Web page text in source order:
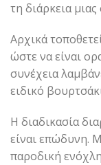
τη διάρκεια
Αρχικά
ώστε να είναι
συνέχεια
ειδικό
Η διαδικασία
είναι επώδυνη.
παροδική